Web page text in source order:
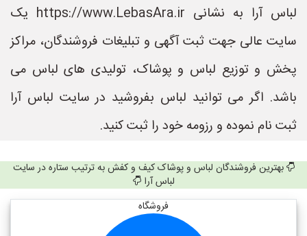
لباس آرا به نشانی https://www.LebasAra.ir یک
سایت عالی جهت ثبت آگهی و تبلیغات فروشندگان، مراکز
پخش و توزیع لباس و پوشاک، تولیدی های لباس می
باشد. اگر می توانید لباس بفروشید در سایت لباس آرا
ثبت نام نموده و رزومه خود را ثبت کنید.
بهترین فروشندگان لباس و پوشاک کیف و کفش به ترتیب ستاره در سایت
لباس آرا
فروشگاه